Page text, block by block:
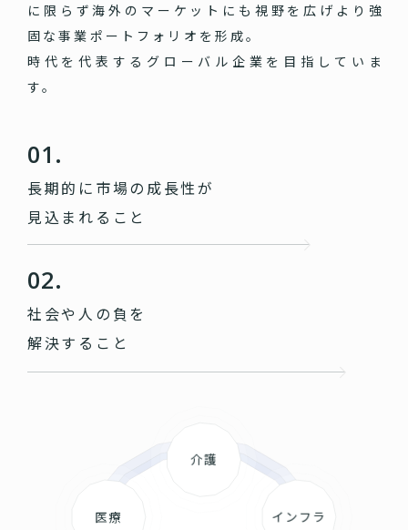
に限らず海外のマーケットにも視野を広げより強
固な事業ポートフォリオを形成。
時代を代表するグローバル企業を目指していま
す。
01.
長期的に市場の成長性が
見込まれること
02.
社会や人の負を
解決すること
介護
インフラ
医療